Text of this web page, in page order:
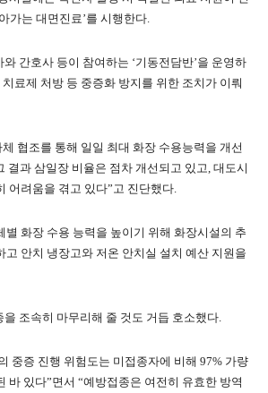
가는 대면진료’를 시행한다.
와 간호사 등이 참여하는 ‘기동전담반’을 운영하
료제 처방 등 중증화 방지를 위한 조치가 이뤄
협조를 통해 일일 최대 화장 수용능력을 개선
결과 삼일장 비율은 점차 개선되고 있고, 대도시
어려움을 겪고 있다”고 진단했다.
별 화장 수용 능력을 높이기 위해 화장시설의 추
고 안치 냉장고와 저온 안치실 설치 예산 지원을
을 조속히 마무리해 줄 것도 거듭 호소했다.
중증 진행 위험도는 미접종자에 비해 97% 가량
바 있다”면서 “예방접종은 여전히 유효한 방역